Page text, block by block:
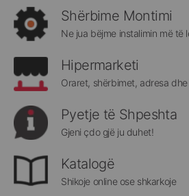
rreth
Megatek:
Shërbime Montimi
Ne jua bëjme instalimin më të
Hipermarketi
Oraret, shërbimet, adresa
Pyetje të Shpeshta
Gjeni çdo gjë ju duhet!
Katalogë
Shikoje online ose shkarkoje